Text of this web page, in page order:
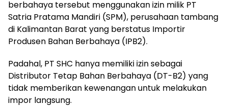
berbahaya tersebut menggunakan izin milik PT
Satria Pratama Mandiri (SPM), perusahaan tambang
di Kalimantan Barat yang berstatus Importir
Produsen Bahan Berbahaya (IPB2).
Padahal, PT SHC hanya memiliki izin sebagai
Distributor Tetap Bahan Berbahaya (DT-B2) yang
tidak memberikan kewenangan untuk melakukan
impor langsung.